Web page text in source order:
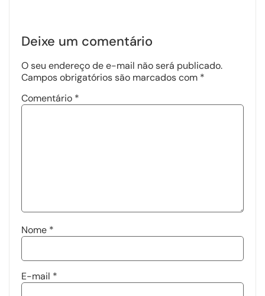
Deixe um comentário
O seu endereço de e-mail não será publicado.
Campos obrigatórios são marcados com *
Comentário *
Nome *
E-mail *